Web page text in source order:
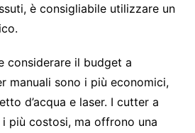
è consigliabile utilizzare un
considerare il budget a
manuali sono i più economici,
d’acqua e laser. I cutter a
più costosi, ma offrono una